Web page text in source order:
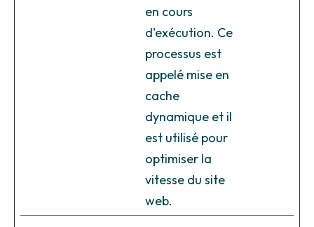
en cours
d'exécution. Ce
processus est
appelé mise en
cache
dynamique et il
est utilisé pour
optimiser la
vitesse du site
web.